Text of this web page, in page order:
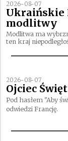
2026-08-07
Ukraińskie
modlitwy
Modlitwa ma
ten kraj
2026-08-07
Ojciec
Pod hasłem "Aby
odwiedzi Francję.